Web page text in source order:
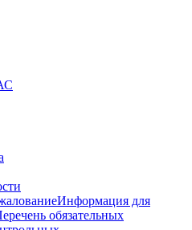
Информация для
обязательных